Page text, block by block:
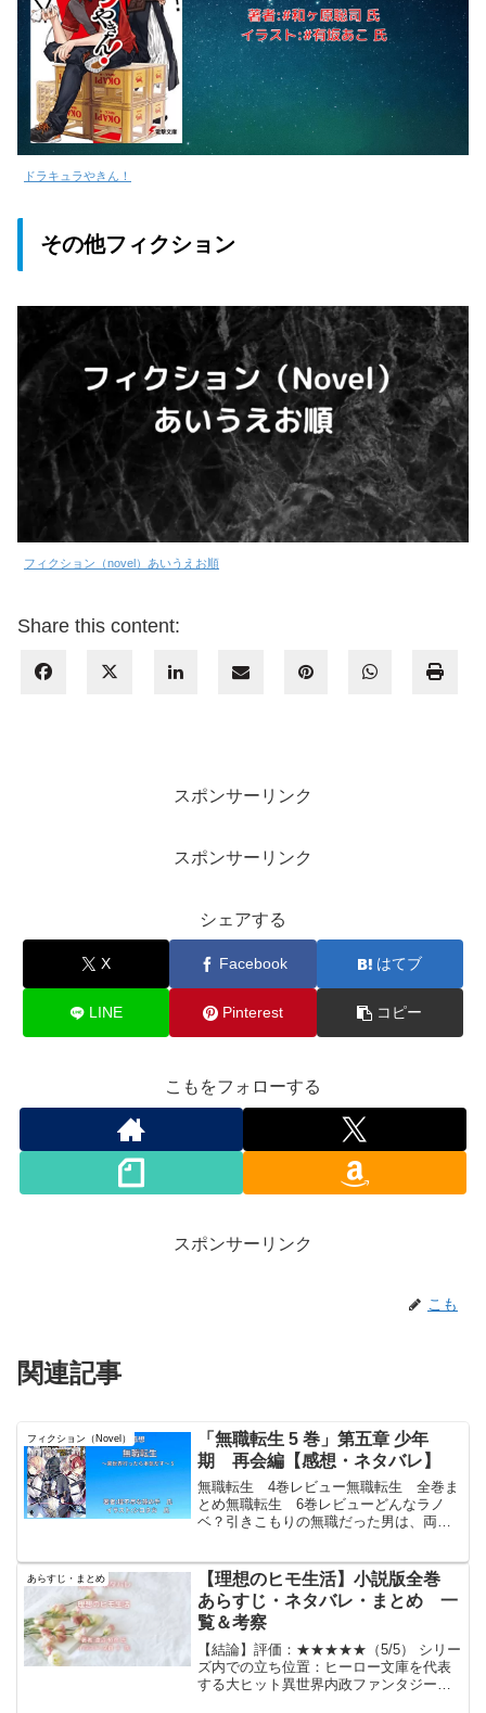
ドラキュラやきん！
その他フィクション
フィクション（novel）あいうえお順
Share this content:
スポンサーリンク
スポンサーリンク
シェアする
X Facebook はてブ
LINE Pinterest コピー
こもをフォローする
スポンサーリンク
こも
関連記事
フィクション（Novel）
「無職転生 5 巻」第五章 少年
期 再会編【感想・ネタバレ】
無職転生 4巻レビュー無職転生 全巻ま
とめ無職転生 6巻レビューどんなラノ
ベ？引きこもりの無職だった男は、両親
達を助けたら轢かれてしまい死亡し転生
した。今度の生は諦めず...
あらすじ・まとめ
【理想のヒモ生活】小説版全巻
あらすじ・ネタバレ・まとめ 一
覧＆考察
【結論】評価：★★★★★（5/5） シリー
ズ内での立ち位置：ヒーロー文庫を代表
する大ヒット異世界内政ファンタジー